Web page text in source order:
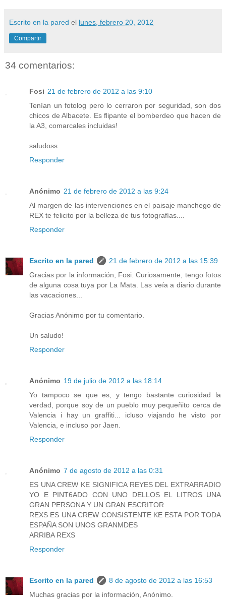
Escrito en la pared el lunes, febrero 20, 2012
Compartir
34 comentarios:
Fosi 21 de febrero de 2012 a las 9:10
Tenían un fotolog pero lo cerraron por seguridad, son dos
chicos de Albacete. Es flipante el bomberdeo que hacen de
la A3, comarcales incluidas!
saludoss
Responder
Anónimo 21 de febrero de 2012 a las 9:24
Al margen de las intervenciones en el paisaje manchego de
REX te felicito por la belleza de tus fotografías....
Responder
Escrito en la pared
21 de febrero de 2012 a las 15:39
Gracias por la información, Fosi. Curiosamente, tengo fotos
de alguna cosa tuya por La Mata. Las veía a diario durante
las vacaciones...
Gracias Anónimo por tu comentario.
Un saludo!
Responder
Anónimo 19 de julio de 2012 a las 18:14
Yo tampoco se que es, y tengo bastante curiosidad la
verdad, porque soy de un pueblo muy pequeñito cerca de
Valencia i hay un graffiti... icluso viajando he visto por
Valencia, e incluso por Jaen.
Responder
Anónimo 7 de agosto de 2012 a las 0:31
ES UNA CREW KE SIGNIFICA REYES DEL EXTRARRADIO
YO E PINT6ADO CON UNO DELLOS EL LITROS UNA
GRAN PERSONA Y UN GRAN ESCRITOR
REXS ES UNA CREW CONSISTENTE KE ESTA POR TODA
ESPAÑA SON UNOS GRANMDES
ARRIBA REXS
Responder
Escrito en la pared
8 de agosto de 2012 a las 16:53
Muchas gracias por la información, Anónimo.